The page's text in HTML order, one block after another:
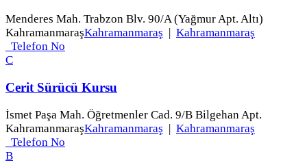
Menderes Mah. Trabzon Blv. 90/A (Yağmur Apt. Altı)
KahramanmaraşKahramanmaraş
Kahramanmaraş
Telefon No
C
Cerit Sürücü Kursu
İsmet Paşa Mah. Öğretmenler Cad. 9/B Bilgehan Apt.
KahramanmaraşKahramanmaraş | Kahramanmaraş
Telefon No
B